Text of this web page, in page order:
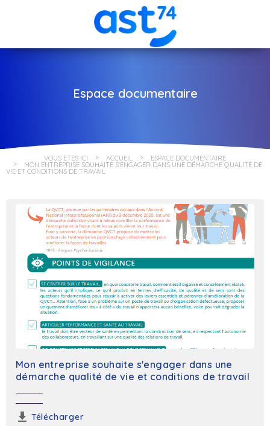
Espace documentaire
VOUS ÊTES ICI ACCUEIL ESPACE DOCUMENTAIRE
MON ENTREPRISE SOUHAITE S'ENGAGER DANS UNE DÉMARCHE QUALITÉ DE
VIE ET CONDITIONS DE TRAVAIL
Mon entreprise souhaite s'engager dans une
démarche qualité de vie et conditions de travail
Télécharger